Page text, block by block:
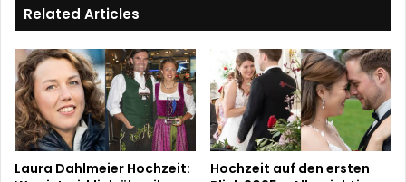
Lorenzo
bekannt?
Related Articles
Laura Dahlmeier Hochzeit:
Hochzeit auf den ersten